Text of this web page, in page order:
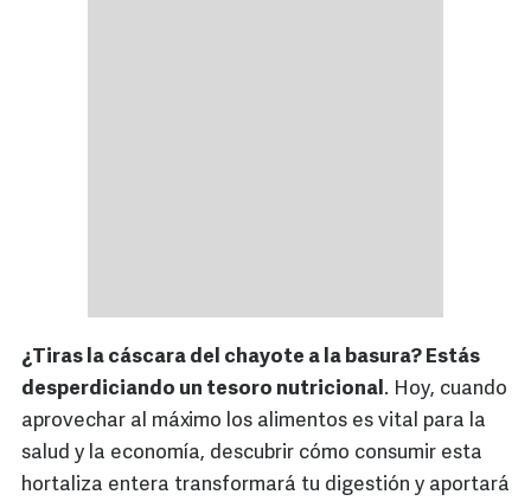
¿Tiras la cáscara del chayote a la basura? Estás
desperdiciando un tesoro nutricional. Hoy, cuando
aprovechar al máximo los alimentos es vital para la
salud y la economía, descubrir cómo consumir esta
hortaliza entera transformará tu digestión y aportará